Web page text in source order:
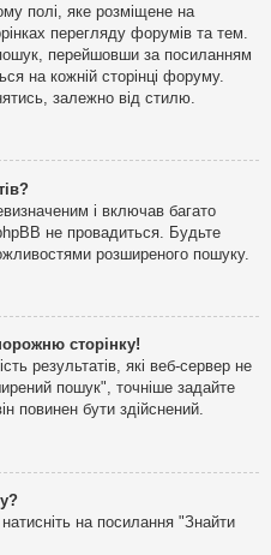
полі, яке розміщене на
перегляду форумів та тем.
перейшовши за посиланням
на кожній сторінці форуму.
залежно від стилю.
і включав багато
не провадиться. Будьте
розширеного пошуку.
сторінку!
результатів, які веб-сервер не
пошук", точніше задайте
повинен бути здійснений.
на посилання "Знайти